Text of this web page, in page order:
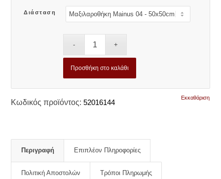
Διάσταση
Εκκαθάριση
Προσθήκη στο καλάθι
Κωδικός προϊόντος: 52016144
Περιγραφή Επιπλέον Πληροφορίες
Πολιτική Αποστολών Τρόποι Πληρωμής